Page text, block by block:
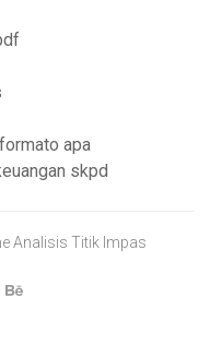
apa
skpd
Analisis Titik Impas